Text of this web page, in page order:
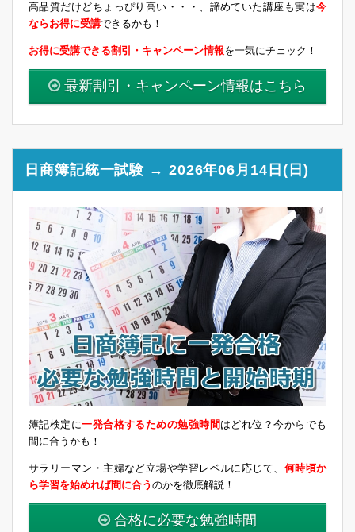
高品質だけどちょっぴり高い・・・、諦めていた講座も実は今
ならお得に受講できるかも！
お得に受講できる割引・キャンペーン情報を一気にチェック！
最新割引・キャンペーン情報はこちら
日商簿記統一試験 → 2026年06月14日(日)
簿記検定に一発合格するための勉強時間 はどれ位？今からでも
間に合うかも！
サラリーマン・主婦など立場や学習レベルに応じて、 何時頃か
ら学習を始めれば間に合う のかを徹底解説！
合格に必要な勉強時間